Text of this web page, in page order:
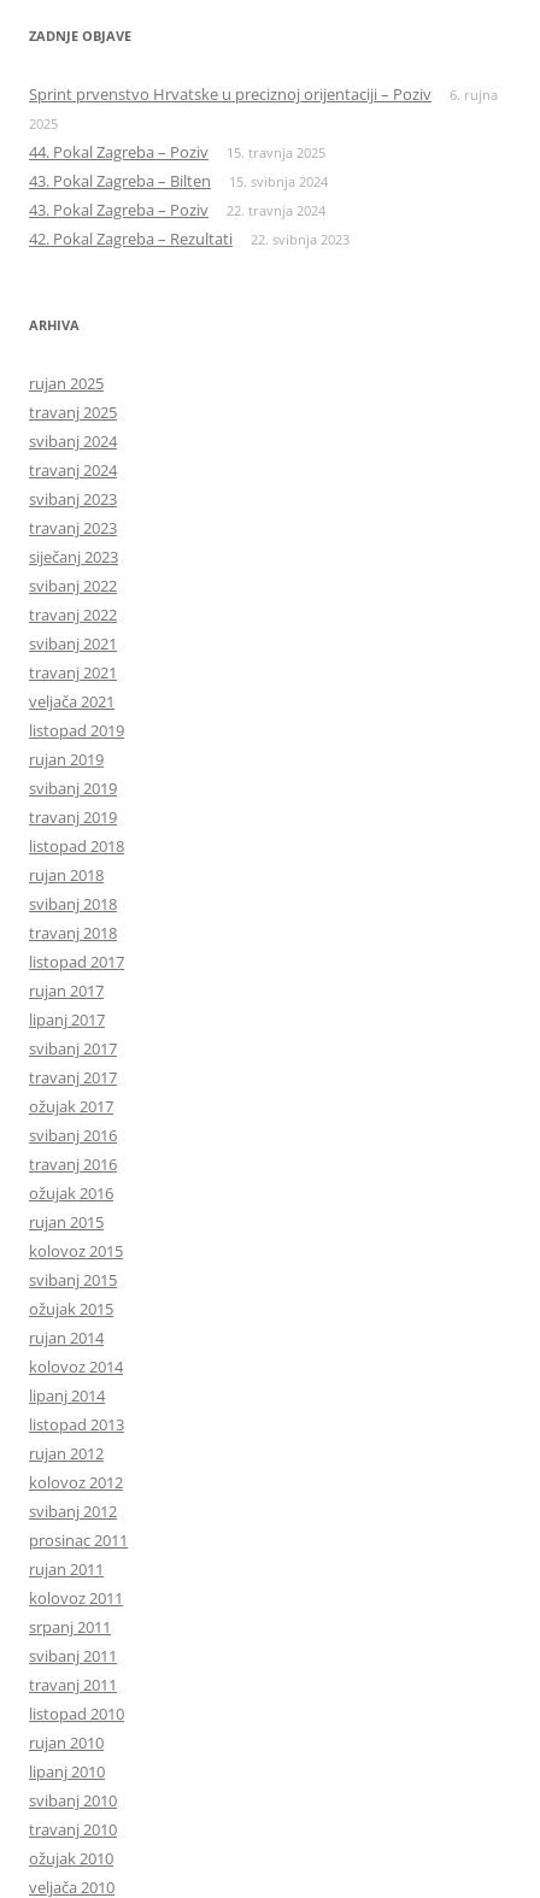
ZADNJE OBJAVE
Sprint prvenstvo Hrvatske u preciznoj orijentaciji – Poziv
6. rujna
2025
44. Pokal Zagreba – Poziv 15. travnja 2025
43. Pokal Zagreba – Bilten 15. svibnja 2024
43. Pokal Zagreba – Poziv 22. travnja 2024
42. Pokal Zagreba – Rezultati 22. svibnja 2023
ARHIVA
rujan 2025
travanj 2025
svibanj 2024
travanj 2024
svibanj 2023
travanj 2023
siječanj 2023
svibanj 2022
travanj 2022
svibanj 2021
travanj 2021
veljača 2021
listopad 2019
rujan 2019
svibanj 2019
travanj 2019
listopad 2018
rujan 2018
svibanj 2018
travanj 2018
listopad 2017
rujan 2017
lipanj 2017
svibanj 2017
travanj 2017
ožujak 2017
svibanj 2016
travanj 2016
ožujak 2016
rujan 2015
kolovoz 2015
svibanj 2015
ožujak 2015
rujan 2014
kolovoz 2014
lipanj 2014
listopad 2013
rujan 2012
kolovoz 2012
svibanj 2012
prosinac 2011
rujan 2011
kolovoz 2011
srpanj 2011
svibanj 2011
travanj 2011
listopad 2010
rujan 2010
lipanj 2010
svibanj 2010
travanj 2010
ožujak 2010
veljača 2010